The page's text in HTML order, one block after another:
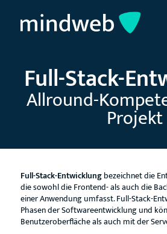
Full-Stack-
Allround-
Projekt
Full-Stack-Entwicklungbezeichnet die
die sowohl die Frontend- als auch die
einer Anwendung umfasst. Full-Stack-
Phasen der Softwareentwicklung und
Benutzeroberfläche als auch mit der